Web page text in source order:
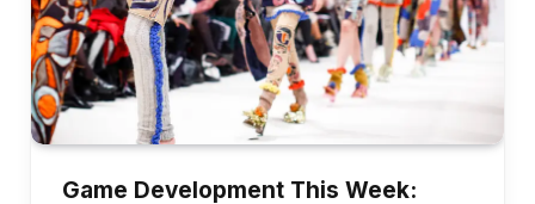
Game Development This Week: